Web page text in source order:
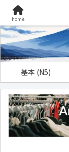
基本 (N5)
home